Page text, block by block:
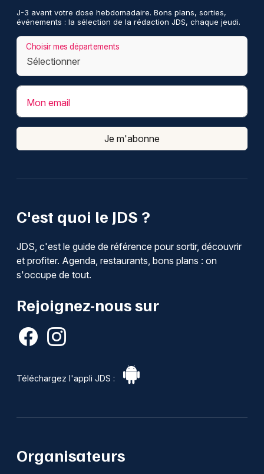
C'est quoi le JDS ?
JDS, c'est le guide de référence pour sortir, découvrir
et profiter. Agenda, restaurants, bons plans : on
s'occupe de tout.
Rejoignez-nous sur
Téléchargez l'appli JDS :
J-3 avant votre dose hebdomadaire. Bons plans, sorties,
événements : la sélection de la rédaction JDS, chaque jeudi.
Choisir mes départements
Mon email
Je m'abonne
Organisateurs